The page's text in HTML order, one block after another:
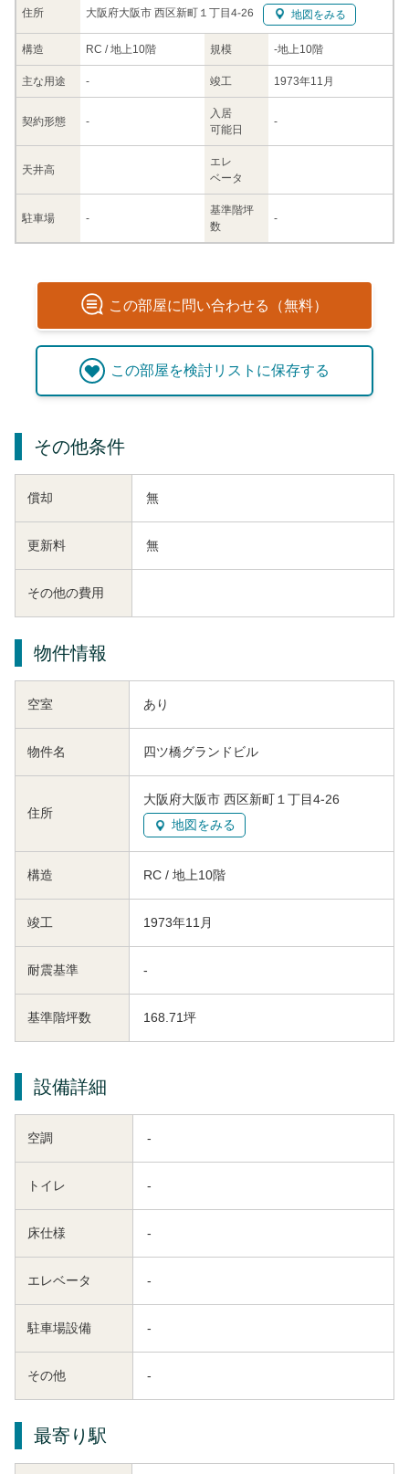
住所 大阪府大阪市 西区新町１丁目4-26 地図をみる
構造 RC / 地上10階 規模 -地上10階
主な用途 - 竣工 1973年11月
契約形態 -
入居
可能日
-
天井高
エレ
ベータ
駐車場 -
基準階坪
数
-
この部屋に問い合わせる（無料）
この部屋を検討リストに保存する
その他条件
償却 無
更新料 無
その他の費用
物件情報
空室 あり
物件名 四ツ橋グランドビル
住所
大阪府大阪市 西区新町１丁目4-26
地図をみる
構造 RC / 地上10階
竣工 1973年11月
耐震基準 -
基準階坪数 168.71坪
設備詳細
空調 -
トイレ -
床仕様 -
エレベータ -
駐車場設備 -
その他 -
最寄り駅